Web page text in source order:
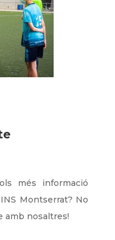
més informació
Montserrat? No
amb nosaltres!